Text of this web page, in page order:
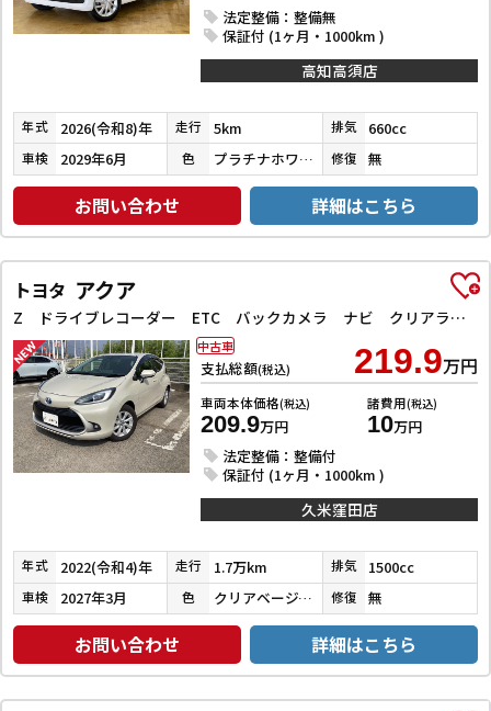
法定整備：整備無
保証付 (1ヶ月・1000km )
高知高須店
年式 2026(令和8)年 走行 5km 排気 660cc
車検 2029年6月 色 プラチナホワイトパール 修復 無
お問い合わせ 詳細はこちら
トヨタ アクア
Z ドライブレコーダー ETC バックカメラ ナビ クリアランスソナー オートクルーズコントロール レーンアシスト 衝突被害軽減システム アルミホイール LEDヘッドランプ スマートキー 電動格納ミラー
支払総額(税込) 219.9万円
車両本体価格(税込)
209.9万円
諸費用(税込)
10万円
法定整備：整備付
保証付 (1ヶ月・1000km )
中古車
久米窪田店
年式 2022(令和4)年 走行 1.7万km 排気 1500cc
車検 2027年3月 色 クリアベージュメタリック 修復 無
お問い合わせ 詳細はこちら